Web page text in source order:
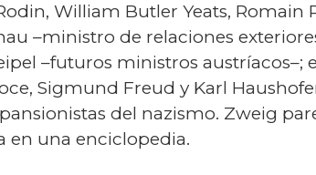
William Butler Yeats,
–ministro de relaciones
–futuros mi­nis­tros
Sigmund Freud y Karl
del nazismo. Zweig
en una enciclopedia.